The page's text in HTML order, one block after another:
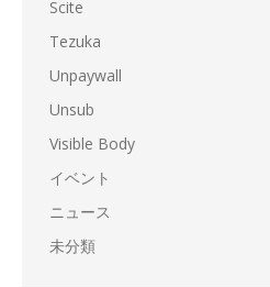
Scite
Tezuka
Unpaywall
Unsub
Visible Body
イベント
ニュース
未分類